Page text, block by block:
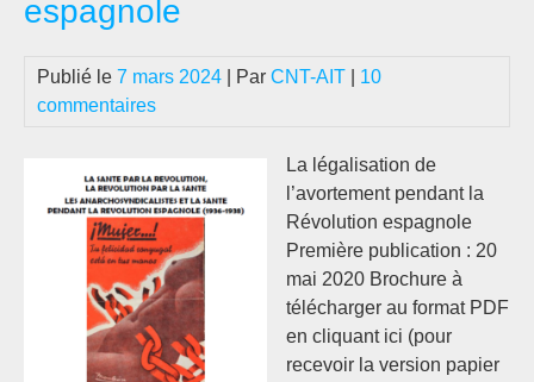
espagnole
Publié le 7 mars 2024 | Par CNT-AIT
10
commentaires
La légalisation de
l’avortement pendant la
Révolution espagnole
Première publication : 20
mai 2020 Brochure à
télécharger au format PDF
en cliquant ici (pour
recevoir la version papier